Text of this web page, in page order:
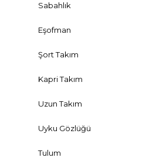
Sabahlık
Eşofman
Şort Takım
Kapri Takım
Uzun Takım
Uyku Gözlüğü
Tulum